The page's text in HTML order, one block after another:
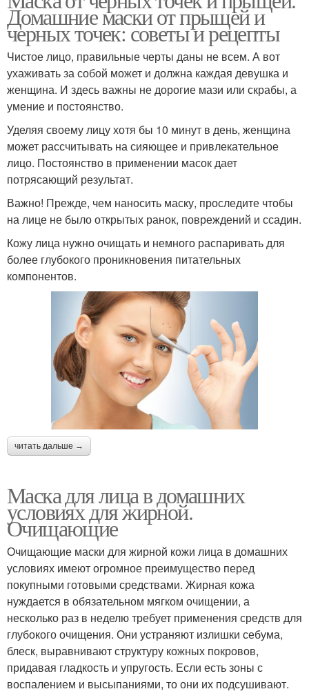
Домашние маски от прыщей и
черных точек: советы и рецепты
Чистое лицо, правильные черты даны не всем. А вот
ухаживать за собой может и должна каждая девушка и
женщина. И здесь важны не дорогие мази или скрабы, а
умение и постоянство.
Уделяя своему лицу хотя бы 10 минут в день, женщина
может рассчитывать на сияющее и привлекательное
лицо. Постоянство в применении масок дает
потрясающий результат.
Важно! Прежде, чем наносить маску, проследите чтобы
на лице не было открытых ранок, повреждений и ссадин.
Кожу лица нужно очищать и немного распаривать для
более глубокого проникновения питательных
компонентов.
читать дальше →
Маска для лица в домашних
условиях для жирной.
Очищающие
Очищающие маски для жирной кожи лица в домашних
условиях имеют огромное преимущество перед
покупными готовыми средствами. Жирная кожа
нуждается в обязательном мягком очищении, а
несколько раз в неделю требует применения средств для
глубокого очищения. Они устраняют излишки себума,
блеск, выравнивают структуру кожных покровов,
придавая гладкость и упругость. Если есть зоны с
воспалением и высыпаниями, то они их подсушивают.